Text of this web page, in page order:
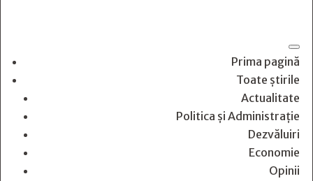
Prima pagină
Toate știrile
Actualitate
Politica și Administrație
Dezvăluiri
Economie
Opinii